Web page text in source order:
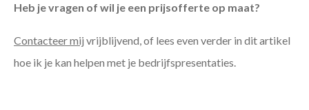
Heb je vragen of wil je een prijsofferte op maat?
Contacteer mij vrijblijvend, of lees even verder in dit artikel
hoe ik je kan helpen met je bedrijfspresentaties.